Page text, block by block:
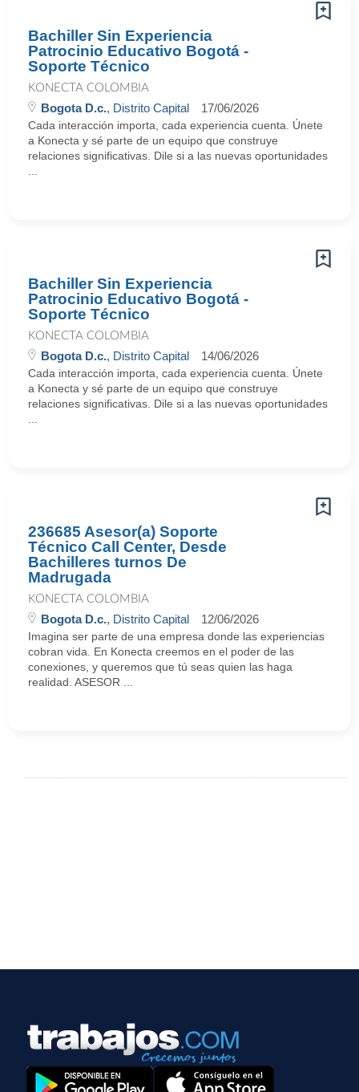
Bachiller Sin Experiencia
Patrocinio Educativo Bogotá -
Soporte Técnico
KONECTA COLOMBIA
Bogota D.c., Distrito Capital 17/06/2026
Cada interacción importa, cada experiencia cuenta. Únete
a Konecta y sé parte de un equipo que construye
relaciones significativas. Dile si a las nuevas oportunidades
Bachiller Sin Experiencia
Patrocinio Educativo Bogotá -
Soporte Técnico
KONECTA COLOMBIA
Bogota D.c., Distrito Capital 14/06/2026
Cada interacción importa, cada experiencia cuenta. Únete
a Konecta y sé parte de un equipo que construye
relaciones significativas. Dile si a las nuevas oportunidades
236685 Asesor(a) Soporte
Técnico Call Center, Desde
Bachilleres turnos De
Madrugada
KONECTA COLOMBIA
Bogota D.c., Distrito Capital 12/06/2026
Imagina ser parte de una empresa donde las experiencias
cobran vida. En Konecta creemos en el poder de las
conexiones, y queremos que tú seas quien las haga
realidad. ASESOR ...